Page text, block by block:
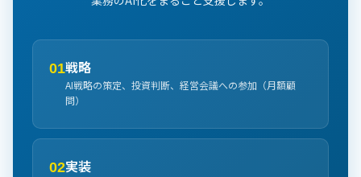
01戦略
AI戦略の策定、投資判断、経営会議への参加（月額顧
問）
02実装